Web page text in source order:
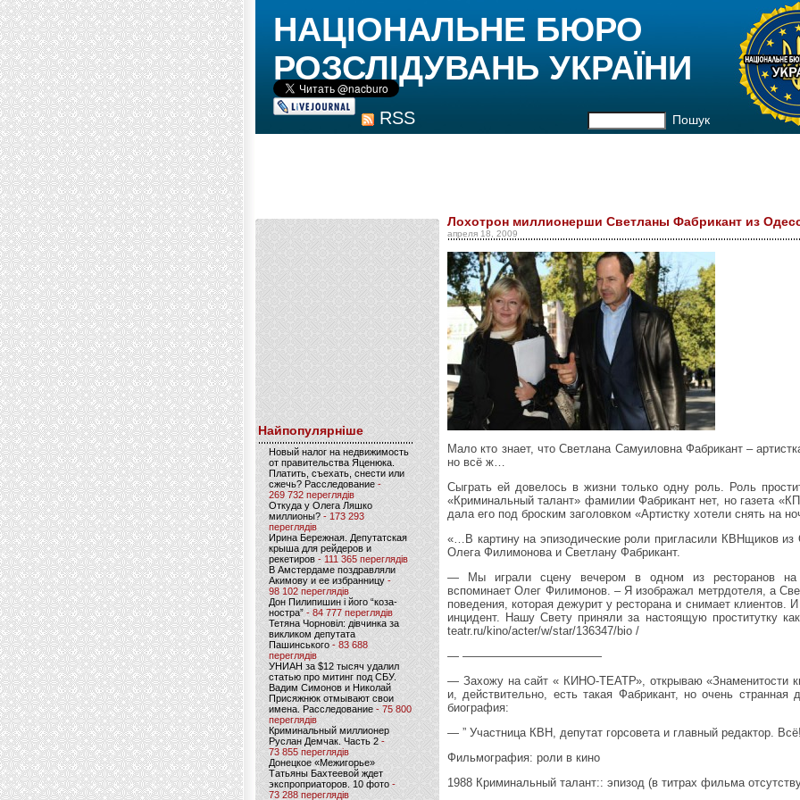
RSS Пошук
НАЦІОНАЛЬНЕ БЮРО
РОЗСЛІДУВАНЬ УКРАЇНИ
Найпопулярніше
Новый налог на недвижимость
от правительства Яценюка.
Платить, съехать, снести или
сжечь? Расследование-
269 732 переглядів
Откуда у Олега Ляшко
миллионы? - 173 293
переглядів
Ирина Бережная. Депутатская
крыша для рейдеров и
рекетиров - 111 365 переглядів
В Амстердаме поздравляли
Акимову и ее избранницу -
98 102 переглядів
Дон Пилипишин і його “коза-
ностра” - 84 777 переглядів
Тетяна Чорновіл: дівчинка за
викликом депутата
Пашинського- 83 688
переглядів
УНИАН за $12 тысяч удалил
статью про митинг под СБУ.
Вадим Симонов и Николай
Присяжнюк отмывают свои
имена. Расследование - 75 800
переглядів
Криминальный миллионер
Руслан Демчак. Часть 2-
73 855 переглядів
Донецкое «Межигорье»
Татьяны Бахтеевой ждет
экспроприаторов. 10 фото -
73 288 переглядів
Лохотрон миллионерши Светланы Фабрикант из
апреля 18, 2009
Мало кто знает, что Светлана Самуиловна Фабрикант –
но всё ж…
Сыграть ей довелось в жизни только одну роль. Роль
«Криминальный талант» фамилии Фабрикант нет, но газета
дала его под броским заголовком «Артистку хотели снять на
«…В картину на эпизодические роли пригласили КВНщиков
Олега Филимонова и Светлану Фабрикант.
— Мы играли сцену вечером в одном из ресторанов на
вспоминает Олег Филимонов. – Я изображал метрдотеля, а
поведения, которая дежурит у ресторана и снимает клиентов.
инцидент. Нашу Свету приняли за настоящую проститутку
teatr.ru/kino/acter/w/star/136347/bio /
— ————————————
— Захожу на сайт « КИНО-ТЕАТР», открываю «Знаменитости
и, действительно, есть такая Фабрикант, но очень странная
биография:
— ” Участница КВН, депутат горсовета и главный редактор.
Фильмография: роли в кино
1988 Криминальный талант:: эпизод (в титрах фильма